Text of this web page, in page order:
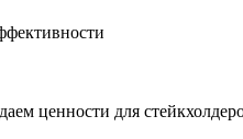
ценности для